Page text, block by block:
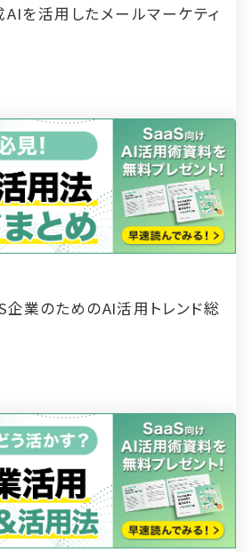
AIを活用したメールマーケティ
企業のためのAI活用トレンド総